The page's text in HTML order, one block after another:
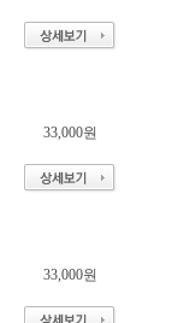
33,000원
33,000원